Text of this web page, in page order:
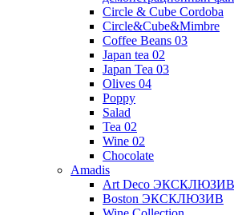
Circle & Cube Cordoba
Circle&Cube&Mimbre
Coffee Beans 03
Japan tea 02
Japan Tea 03
Olives 04
Poppy
Salad
Tea 02
Wine 02
Chocolate
Amadis
Art Deco ЭКСКЛЮЗИВ
Boston ЭКСКЛЮЗИВ